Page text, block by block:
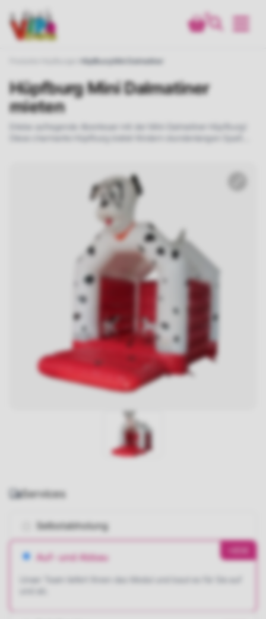
0
Hüpfburg Mini Dalmatiner
Hüpfburg Mini Dalmatiner
mieten
Erlebe aufregende Abenteuer mit der Mini-Dalmatiner-Hüpfburg!
Diese charmante Hüpfburg bietet Kindern stundenlangen Spaß
Services
Selbstabholung
Auf- und Abbau
Unser Team liefert Ihnen das Modul und baut es für Sie auf